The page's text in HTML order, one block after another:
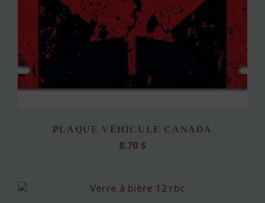
PLAQUE VÉHICULE CANADA
8.70 $